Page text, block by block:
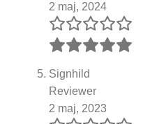
2 maj, 2024
Signhild
Reviewer
2 maj, 2023